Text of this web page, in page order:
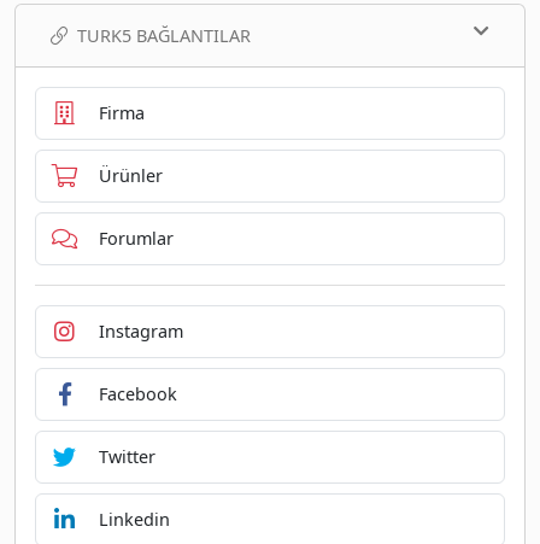
TURK5 BAĞLANTILAR
Firma
Ürünler
Forumlar
Instagram
Facebook
Twitter
Linkedin